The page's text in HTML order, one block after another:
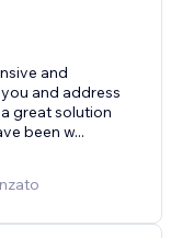
and
and address
great solution
been w...